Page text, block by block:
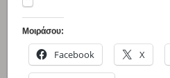
Μοιράσου:
Facebook X